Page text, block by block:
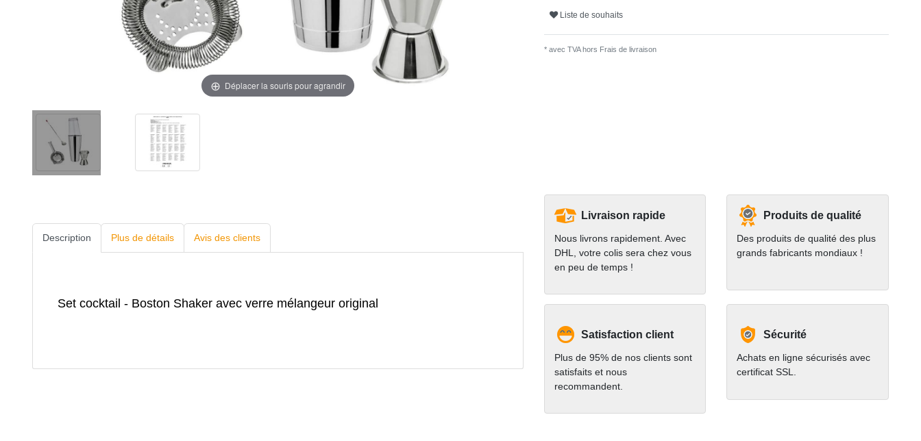
Déplacer la souris pour agrandir
Liste de souhaits
* avec TVA hors Frais de livraison
Description Plus de détails Avis des clients
Set cocktail - Boston Shaker avec verre mélangeur original
Livraison rapide
Nous livrons rapidement. Avec
DHL, votre colis sera chez vous
en peu de temps !
Produits de qualité
Des produits de qualité des plus
grands fabricants mondiaux !
Satisfaction client
Plus de 95% de nos clients sont
satisfaits et nous
recommandent.
Sécurité
Achats en ligne sécurisés avec
certificat SSL.